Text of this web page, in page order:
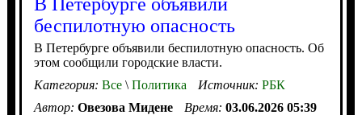
беспилотную опасность
В Петербурге объявили беспилотную опасность. Об
этом сообщили городские власти.
Категория: Все\Политика Источник: РБК
Автор: Овезова Мидене Время: 03.06.2026 05:39